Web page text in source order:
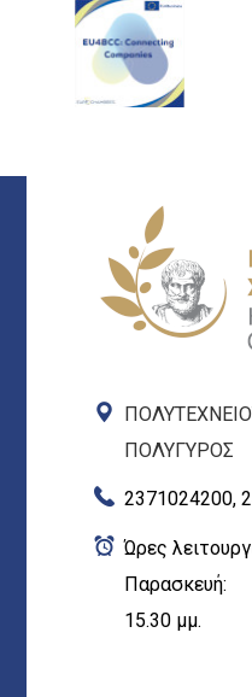
ΠΟΛΥΓΥΡΟΣ
2371024200,
Ώρες
15.30 μμ.